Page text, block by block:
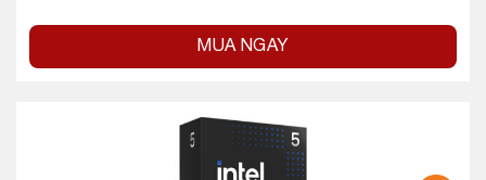
MUA NGAY